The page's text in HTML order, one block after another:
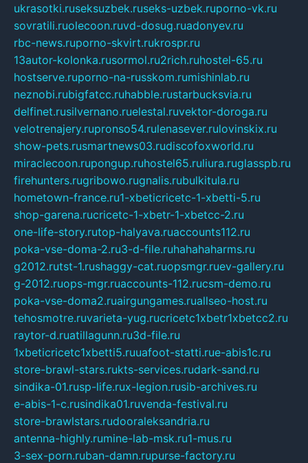
ukrasotki.ruseksuzbek.ruseks-uzbek.ruporno-vk.ru
sovratili.ruolecoon.ruvd-dosug.ruadonyev.ru
rbc-news.ruporno-skvirt.rukrospr.ru
13autor-kolonka.rusormol.ru2rich.ruhostel-65.ru
hostserve.ruporno-na-russkom.rumishinlab.ru
neznobi.rubigfatcc.ruhabble.rustarbucksvia.ru
delfinet.rusilvernano.ruelestal.ruvektor-doroga.ru
velotrenajery.rupronso54.rulenasever.rulovinskix.ru
show-pets.rusmartnews03.rudiscofoxworld.ru
miraclecoon.rupongup.ruhostel65.ruliura.ruglasspb.ru
firehunters.rugribowo.rugnalis.rubulkitula.ru
hometown-france.ru1-xbeticricetc-1-xbetti-5.ru
shop-garena.rucricetc-1-xbetr-1-xbetcc-2.ru
one-life-story.rutop-halyava.ruaccounts112.ru
poka-vse-doma-2.ru3-d-file.ruhahahaharms.ru
g2012.rutst-1.rushaggy-cat.ruopsmgr.ruev-gallery.ru
g-2012.ruops-mgr.ruaccounts-112.rucsm-demo.ru
poka-vse-doma2.ruairgungames.ruallseo-host.ru
tehosmotre.ruvarieta-yug.rucricetc1xbetr1xbetcc2.ru
raytor-d.ruatillagunn.ru3d-file.ru
1xbeticricetc1xbetti5.ruuafoot-statti.rue-abis1c.ru
store-brawl-stars.rukts-services.rudark-sand.ru
sindika-01.rusp-life.rux-legion.rusib-archives.ru
e-abis-1-c.rusindika01.ruvenda-festival.ru
store-brawlstars.rudooraleksandria.ru
antenna-highly.rumine-lab-msk.ru1-mus.ru
3-sex-porn.ruban-damn.rupurse-factory.ru